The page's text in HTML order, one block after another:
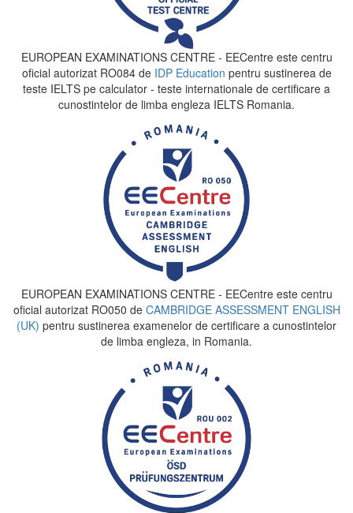
EUROPEAN EXAMINATIONS CENTRE - EECentre este centru
oficial autorizat RO084 de IDP Education pentru sustinerea de
teste IELTS pe calculator - teste internationale de certificare a
cunostintelor de limba engleza IELTS Romania.
EUROPEAN EXAMINATIONS CENTRE - EECentre este centru
oficial autorizat RO050 de CAMBRIDGE ASSESSMENT ENGLISH
(UK) pentru sustinerea examenelor de certificare a cunostintelor
de limba engleza, in Romania.